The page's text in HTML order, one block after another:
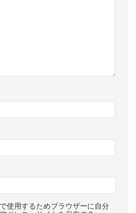
使用するためブラウザーに自分